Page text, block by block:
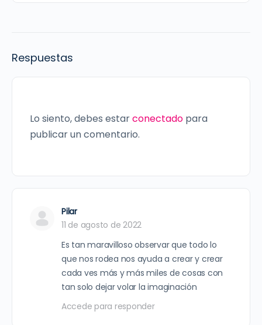
Respuestas
Lo siento, debes estarconectado para
publicar un comentario.
Pilar
11 de agosto de 2022
Es tan maravilloso observar que todo lo
que nos rodea nos ayuda a crear y crear
cada ves más y más miles de cosas con
tan solo dejar volar la imaginación
Accede para responder